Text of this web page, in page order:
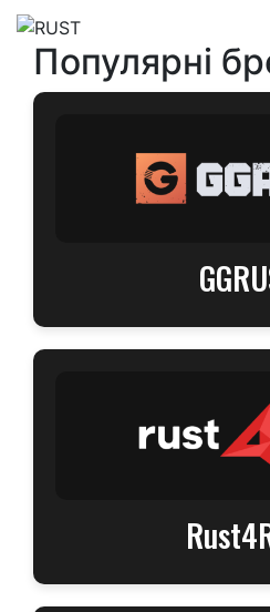
Популярні